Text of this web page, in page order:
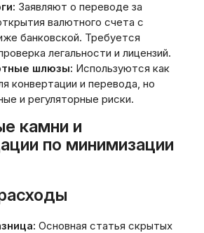
Заявляют о переводе за
валютного счета с
банковской. Требуется
легальности и лицензий.
шлюзы: Используются как
конвертации и перевода, но
и регуляторные риски.
камни и
по минимизации
Основная статья скрытых